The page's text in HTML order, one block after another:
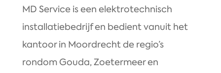
MD Service is een elektrotechnisch
installatiebedrijf en bedient vanuit het
kantoor in Moordrecht de regio’s
rondom Gouda, Zoetermeer en